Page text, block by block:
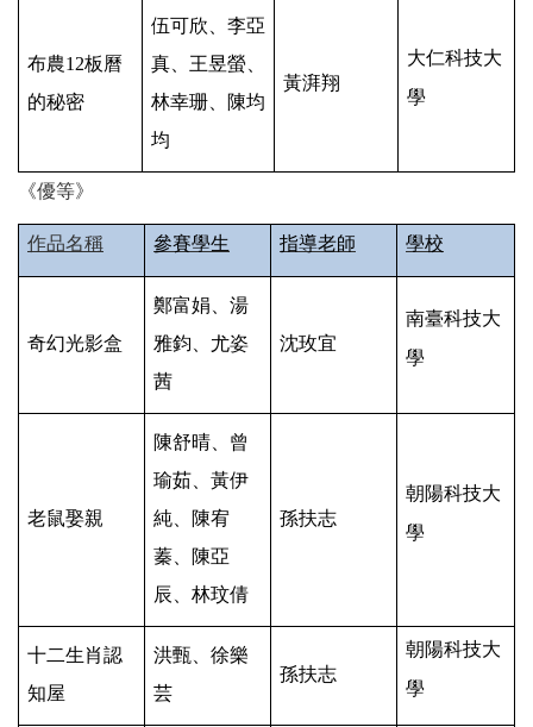
布農12板曆
的秘密
伍可欣、李亞
真、王昱螢、
林幸珊、陳均
均
黃湃翔
大仁科技大
學
《優等》
作品名稱 參賽學生 指導老師 學校
奇幻光影盒
鄭富娟、湯
雅鈞、尤姿
茜
沈玫宜
南臺科技大
學
老鼠娶親
陳舒晴、曾
瑜茹、黃伊
純、陳宥
蓁、陳亞
辰、林玟倩
孫扶志
朝陽科技大
學
十二生肖認
知屋
洪甄、徐樂
芸
孫扶志
朝陽科技大
學